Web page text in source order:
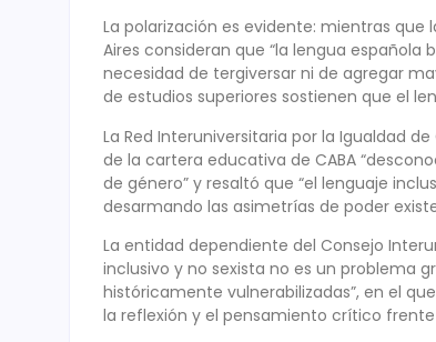
La polarización es evidente: mientras que
Aires consideran que “la lengua
necesidad de tergiversar ni de agregar
de estudios superiores sostienen que el
La Red Interuniversitaria por la Igualdad
de la cartera educativa de CABA
de género” y resaltó que “el lenguaje
desarmando las asimetrías de poder
La entidad dependiente del Consejo
inclusivo y no sexista no es un problema
históricamente vulnerabilizadas”, en el
la reflexión y el pensamiento crítico frente